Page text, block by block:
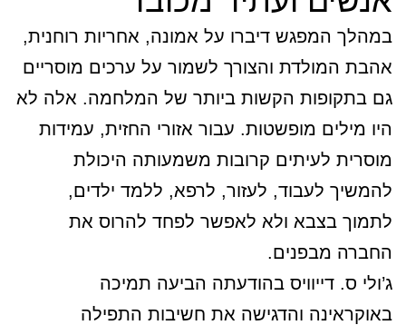
במהלך המפגש דיברו על אמונה, אחריות רוחנית,
אהבת המולדת והצורך לשמור על ערכים מוסריים
גם בתקופות הקשות ביותר של המלחמה. אלה לא
היו מילים מופשטות. עבור אזורי החזית, עמידות
מוסרית לעיתים קרובות משמעותה היכולת
להמשיך לעבוד, לעזור, לרפא, ללמד ילדים,
לתמוך בצבא ולא לאפשר לפחד להרוס את
החברה מבפנים.
ג’ולי ס. דייוויס בהודעתה הביעה תמיכה
באוקראינה והדגישה את חשיבות התפילה